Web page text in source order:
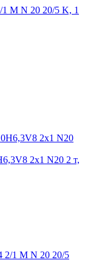
1 M N 20 20/5 K, 1
2x1 N20 2 т,